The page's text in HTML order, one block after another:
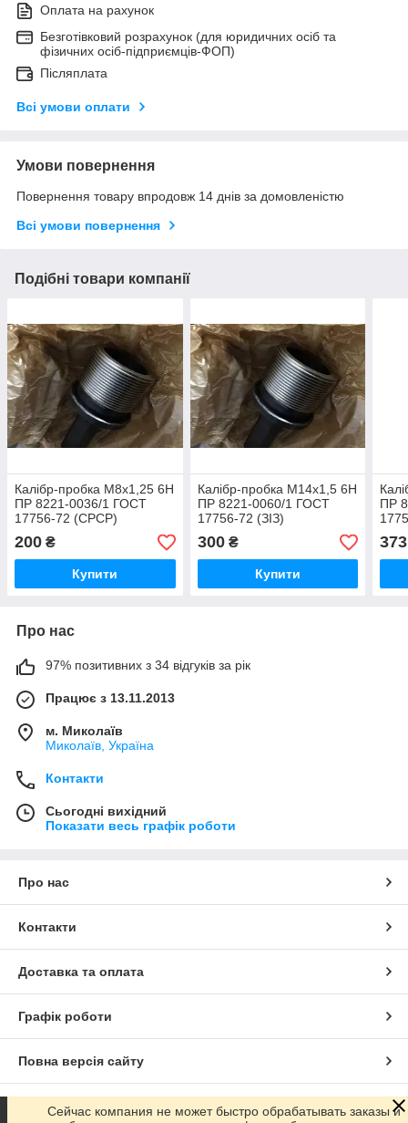
Оплата на рахунок
Безготівковий розрахунок (для юридичних осіб та
фізичних осіб-підприємців-ФОП)
Післяплата
Всі умови оплати
Умови повернення
Повернення товару впродовж 14 днів за домовленістю
Всі умови повернення
Подібні товари компанії
Калібр-пробка М8х1,25 6Н
ПР 8221-0036/1 ГОСТ
17756-72 (СРСР)
200 ₴
Купити
Калібр-пробка М14х1,5 6Н
ПР 8221-0060/1 ГОСТ
17756-72 (ЗІЗ)
300₴
Купити
ПР
373
Про нас
97% позитивних з 34 відгуків за рік
Працює з 13.11.2013
м. Миколаїв
Миколаїв, Україна
Контакти
Сьогодні вихідний
Показати весь графік роботи
Про нас
Контакти
Доставка та оплата
Графік роботи
Повна версія сайту
Сайт створено на маркетплейсі Prom.ua
Сейчас компания не может быстро обрабатывать заказы и